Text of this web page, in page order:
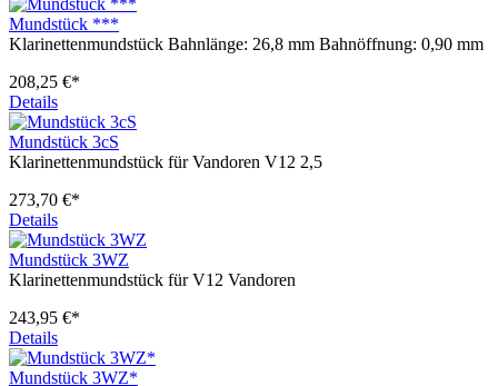
Mundstück ***
Klarinettenmundstück Bahnlänge: 26,8 mm Bahnöffnung: 0,90 mm
208,25 €*
Details
Mundstück 3cS
Klarinettenmundstück für Vandoren V12 2,5
273,70 €*
Details
Mundstück 3WZ
Klarinettenmundstück für V12 Vandoren
243,95 €*
Details
Mundstück 3WZ*